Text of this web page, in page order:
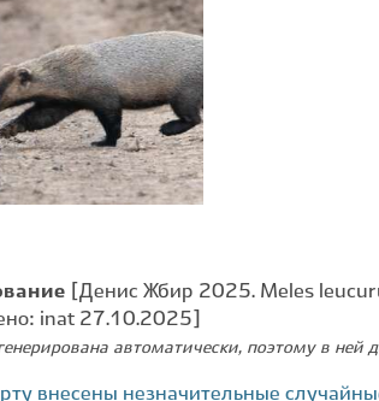
[Денис Жбир 2025. Meles
inat 27.10.2025]
автоматически, поэтому в ней
внесены незначительные